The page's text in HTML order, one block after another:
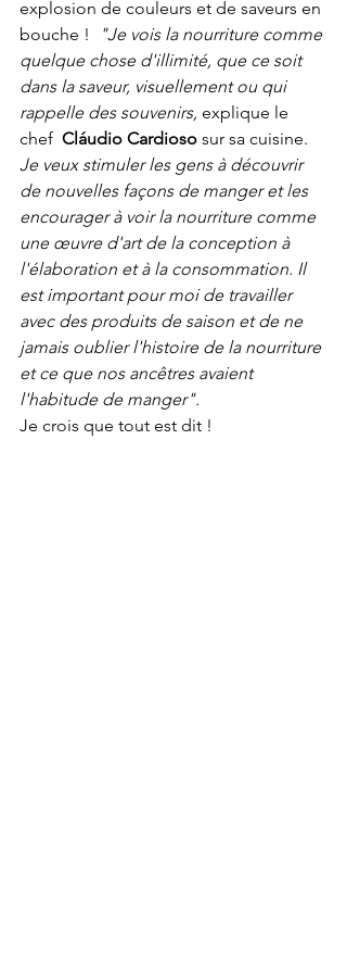
explosion de couleurs et de saveurs en
bouche !
"Je vois la nourriture comme
quelque chose d'illimité, que ce soit
dans la saveur, visuellement ou qui
rappelle des souvenirs, explique le
chef Cláudio Cardioso sur sa cuisine.
Je veux stimuler les gens à découvrir
de nouvelles façons de manger et les
encourager à voir la nourriture comme
une œuvre d'art de la conception à
l'élaboration et à la consommation. Il
est important pour moi de travailler
avec des produits de saison et de ne
jamais oublier l'histoire de la nourriture
et ce que nos ancêtres avaient
l'habitude de manger".
Je crois que tout est dit !